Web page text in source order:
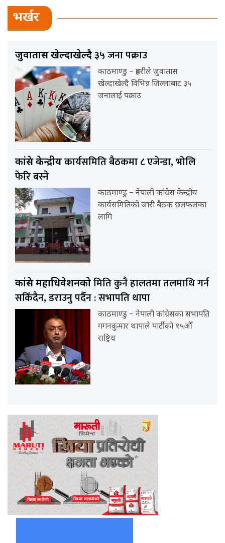
भर्खर
जुवातास खेल्दाखेल्दै३५ जना पक्राउ
काठमाण्डु – प्रहरीले जुवातास
खेल्दाखेल्दै विभिन्न जिल्लाबाट ३५
जनालाई पक्राउ
कांग्रेस केन्द्रीयकार्यसमिति बैठकमा ८ एजेन्डा, भोलि
फेरि बस्ने
काठमाण्डु – नेपाली कांग्रेस केन्द्रीय
कार्यसमितिको जारी बैठक छलफलका
लागि
कांग्रेस महाधिवेशनकोमिति कुनै हालतमा तलमाथि गर्न
सकिँदैन, डराउनु पर्दैन : सभापति थापा
काठमाण्डु – नेपाली कांग्रेसका सभापति
गगनकुमार थापाले पार्टीको १५औँ
राष्ट्रिय